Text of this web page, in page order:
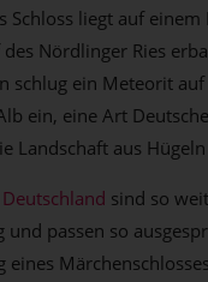
Schloss liegt auf einem
Nördlinger Ries
schlug ein Meteorit
ein, eine Art
Landschaft aus Hügeln
Deutschland sind so
und passen so
eines